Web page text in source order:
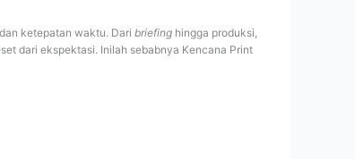
ketepatan waktu. Dari briefing hingga produksi,
dari ekspektasi. Inilah sebabnya Kencana Print